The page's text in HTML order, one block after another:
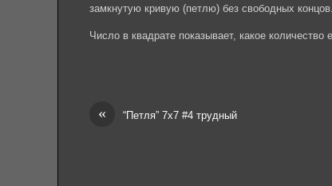
замкнутую кривую (петлю) без свободных концов.
Число в квадрате показывает, какое количество
« “Петля” 7х7 #4 трудный